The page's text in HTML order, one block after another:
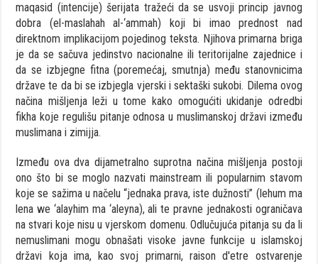
maqasid (intencije) šerijata tražeći da se usvoji princip javnog
dobra (el-maslahah al-‘ammah) koji bi imao prednost nad
direktnom implikacijom pojedinog teksta. Njihova primarna briga
je da se sačuva jedinstvo nacionalne ili teritorijalne zajednice i
da se izbjegne fitna (poremećaj, smutnja) među stanovnicima
države te da bi se izbjegla vjerski i sektaški sukobi. Dilema ovog
načina mišljenja leži u tome kako omogućiti ukidanje odredbi
fikha koje regulišu pitanje odnosa u muslimanskoj državi između
muslimana i zimijja.
Između ova dva dijametralno suprotna načina mišljenja postoji
ono što bi se moglo nazvati mainstream ili popularnim stavom
koje se sažima u načelu “jednaka prava, iste dužnosti” (lehum ma
lena we ‘alayhim ma ‘aleyna), ali te pravne jednakosti ograničava
na stvari koje nisu u vjerskom domenu. Odlučujuća pitanja su da li
nemuslimani mogu obnašati visoke javne funkcije u islamskoj
državi koja ima, kao svoj primarni, raison d'etre ostvarenje